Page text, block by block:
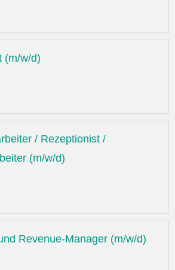
(m/w/d)
/ Rezeptionist /
(m/w/d)
Revenue-Manager (m/w/d)